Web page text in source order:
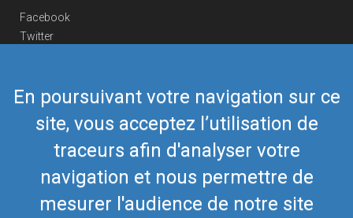
En poursuivant votre navigation sur ce
site, vous acceptez l’utilisation de
traceurs afin d'analyser votre
navigation et nous permettre de
mesurer l'audience de notre site
Facebook
Twitter
Telegram
Nous contacter
Téléphone Europe +352 26441835
Téléphone US/Canada
418-592-8862
airmate@airmate.aero
(c) Myriel Aviation SA